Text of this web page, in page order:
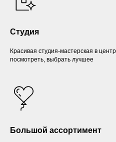
Студия
Красивая студия-мастерская в
посмотреть, выбрать лучшее
Большой ассортимент